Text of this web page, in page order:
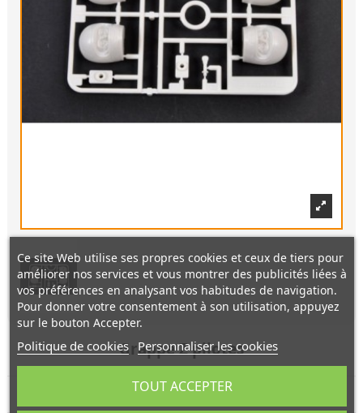
Grappe Z pilotes
Grappe Z(pilotes) pour Lancia 037 rally, TB-01, Lancia Delta HF
Ce site Web utilise ses propres cookies et ceux de tiers pour
améliorer nos services et vous montrer des publicités liées à
vos préférences en analysant vos habitudes de navigation.
Pour donner votre consentement à son utilisation, appuyez
sur le bouton Accepter.
Politique de cookies Personnaliser les cookies
TOUT ACCEPTER